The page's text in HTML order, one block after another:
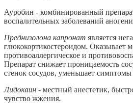
Ауробин - комбинированный
воспалительных заболеваний
Преднизолона капронат является
глюкокортикостероидом. Оказывает
противоаллергическое и
Препарат снижает проницаемость
стенок сосудов, уменьшает симптомы
Лидокаин - местный анестетик,
чувство жжения.